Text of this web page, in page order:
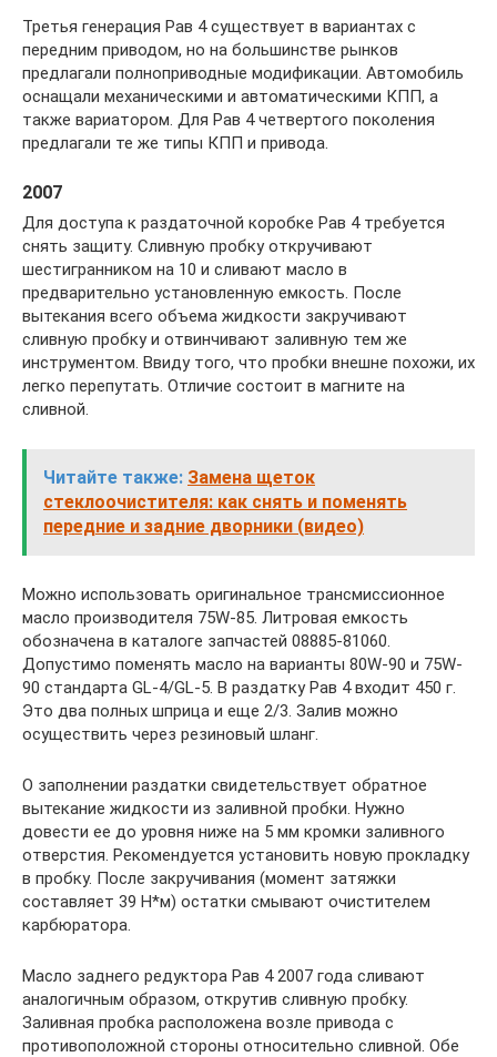
Третья генерация Рав 4 существует в вариантах с
передним приводом, но на большинстве рынков
предлагали полноприводные модификации. Автомобиль
оснащали механическими и автоматическими КПП, а
также вариатором. Для Рав 4 четвертого поколения
предлагали те же типы КПП и привода.
2007
Для доступа к раздаточной коробке Рав 4 требуется
снять защиту. Сливную пробку откручивают
шестигранником на 10 и сливают масло в
предварительно установленную емкость. После
вытекания всего объема жидкости закручивают
сливную пробку и отвинчивают заливную тем же
инструментом. Ввиду того, что пробки внешне похожи, их
легко перепутать. Отличие состоит в магните на
сливной.
Читайте также: Замена щеток
стеклоочистителя: как снять и поменять
передние и задние дворники (видео)
Можно использовать оригинальное трансмиссионное
масло производителя 75W-85. Литровая емкость
обозначена в каталоге запчастей 08885-81060.
Допустимо поменять масло на варианты 80W-90 и 75W-
90 стандарта GL-4/GL-5. В раздатку Рав 4 входит 450 г.
Это два полных шприца и еще 2/3. Залив можно
осуществить через резиновый шланг.
О заполнении раздатки свидетельствует обратное
вытекание жидкости из заливной пробки. Нужно
довести ее до уровня ниже на 5 мм кромки заливного
отверстия. Рекомендуется установить новую прокладку
в пробку. После закручивания (момент затяжки
составляет 39 Н*м) остатки смывают очистителем
карбюратора.
Масло заднего редуктора Рав 4 2007 года сливают
аналогичным образом, открутив сливную пробку.
Заливная пробка расположена возле привода с
противоположной стороны относительно сливной. Обе